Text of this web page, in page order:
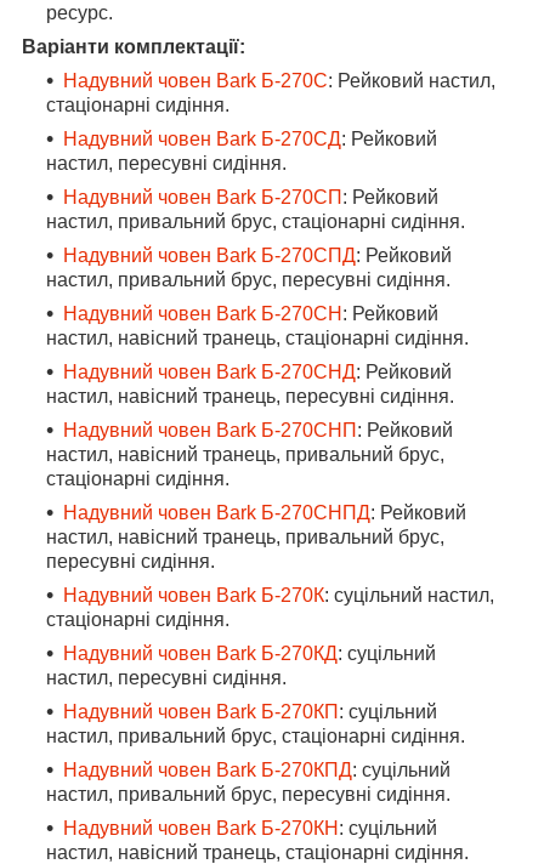
ресурс.
Варіанти комплектації:
Надувний човен Bark Б-270С: Рейковий настил,
стаціонарні сидіння.
Надувний човен Bark Б-270СД: Рейковий
настил, пересувні сидіння.
Надувний човен Bark Б-270СП : Рейковий
настил, привальний брус, стаціонарні сидіння.
Надувний човен Bark Б-270СПД: Рейковий
настил, привальний брус, пересувні сидіння.
Надувний човен Bark Б-270СН : Рейковий
настил, навісний транець, стаціонарні сидіння.
Надувний човен Bark Б-270СНД: Рейковий
настил, навісний транець, пересувні сидіння.
Надувний човен Bark Б-270СНП : Рейковий
настил, навісний транець, привальний брус,
стаціонарні сидіння.
Надувний човен Bark Б-270СНПД: Рейковий
настил, навісний транець, привальний брус,
пересувні сидіння.
Надувний човен Bark Б-270К: суцільний настил,
стаціонарні сидіння.
Надувний човен Bark Б-270КД: суцільний
настил, пересувні сидіння.
Надувний човен Bark Б-270КП : суцільний
настил, привальний брус, стаціонарні сидіння.
Надувний човен Bark Б-270КПД: суцільний
настил, привальний брус, пересувні сидіння.
Надувний човен Bark Б-270КН : суцільний
настил, навісний транець, стаціонарні сидіння.